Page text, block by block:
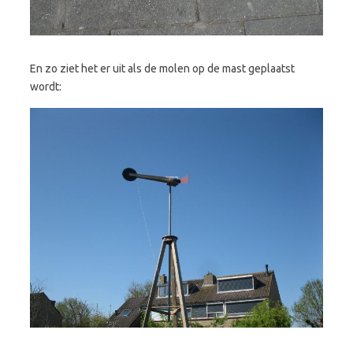
En zo ziet het er uit als de molen op de mast geplaatst
wordt: